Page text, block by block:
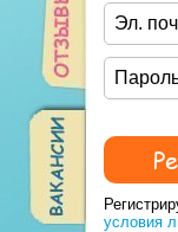
условия